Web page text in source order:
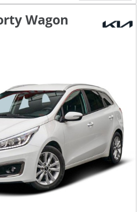
Wagon